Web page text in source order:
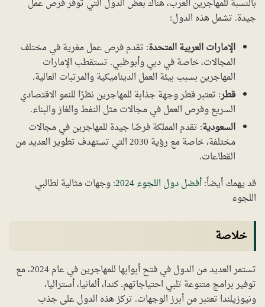
بالنسبة للمهاجرين العرب، هناك بعض الدول التي توفر فرص عمل
جيدة. تشمل هذه الدول:
الإمارات العربية المتحدة: تقدم فرص عمل مغرية في مختلف
المجالات، خاصة في دبي وأبوظبي. تستقطب الإمارات
المهاجرين بسبب بيئة العمل الديناميكية والمرتبات العالية.
قطر: تعتبر قطر وجهة جذابة للمهاجرين نظرًا للنمو الاقتصادي
السريع وفرص العمل في مجالات مثل النفط والغاز والبناء.
السعودية: تقدم المملكة فرصًا جيدة للمهاجرين في مجالات
مختلفة، خاصة مع رؤية 2030 التي تستهدف تطوير العديد من
القطاعات.
قد يهمك أيضاً:أفضل دول اللجوء 2024
: وجهات مثالية لطالبي
اللجوء
خلاصة
تستمر العديد من الدول في فتح أبوابها للمهاجرين في عام 2024، مع
توفير برامج متنوعة تلبي احتياجاتهم. كندا، ألمانيا، أستراليا،
ونيوزيلندا تعتبر من أبرز الوجهات. تركز هذه الدول على جذب